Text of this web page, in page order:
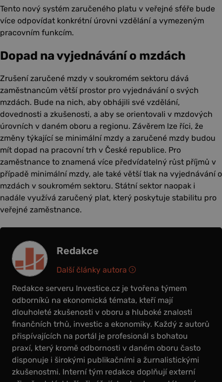
Tento nový systém zaručeného platu v veřejné sféře bude
více odpovídat konkrétní úrovni vzdělání a vymezeným
pracovním funkcím.
Dopad na vyjednávání o mzdách
Zrušení zaručené mzdy v soukromém sektoru dává
zaměstnancům větší prostor pro vyjednávání o svých
mzdách. Bude na nich, aby obhájili své vzdělání,
dovednosti a zkušenosti, a aby se orientovali v mzdových
úrovních v daném oboru a regionu. Závěrem lze říci, že
změny týkající se minimální mzdy a zaručené mzdy budou
mít dopad na pracovní trh v České republice. Pro
zaměstnance to znamená více předvídatelný růst příjmů v
případě minimální mzdy, ale také větší tlak na vyjednávání o
mzdách v soukromém sektoru. Státní sektor naopak i
nadále využívá zaručený plat, který poskytuje stabilitu pro
veřejné zaměstnance.
Redakce
Redakce serveru Investice.cz je tvořena týmem
odborníků na ekonomická témata, kteří mají
dlouholeté zkušenosti v oboru a hluboké znalosti
finančních trhů, investic a ekonomiky. Každý z autorů
přispívajících na portál je profesionál s bohatou
praxí, který kromě odbornosti v daném oboru často
disponuje i širokými publikačními a žurnalistickými
zkušenostmi. Interní tým redakce doplňují externí
Další články autora